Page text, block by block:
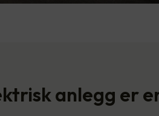
anlegg er